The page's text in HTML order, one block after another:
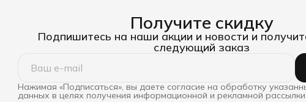
Получите скидку
Подпишитесь на наши акции и новости и
следующий заказ
Нажимая «Подписаться», вы даете согласие на обработку
данных в целях получения информационной и рекламной рассылки